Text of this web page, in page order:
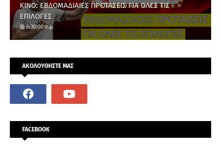
ΚΙΝΟ: ΕΒΔΟΜΑΔΙΑΙΕΣ ΠΡΟΤΑΣΕΙΣ ΓΙΑ ΟΛΕΣ ΤΙΣ
ΕΠΙΛΟΓΕΣ
6:30:00 π.μ.
ΑΚΟΛΟΥΘΗΣΤΕ ΜΑΣ
FACEBOOK